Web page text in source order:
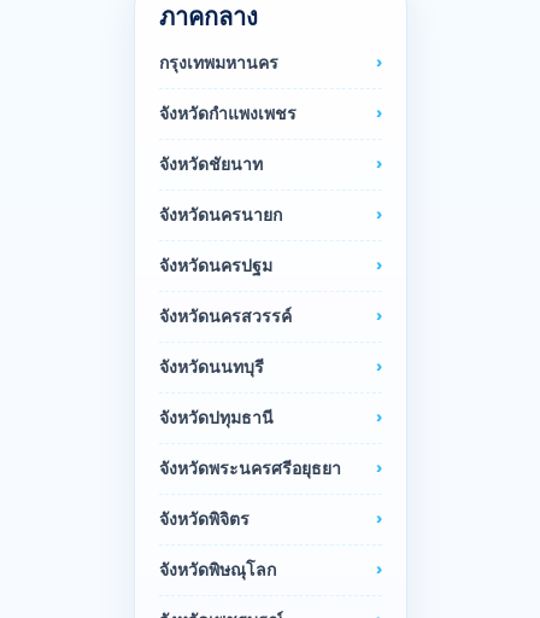
ภาคกลาง
กรุงเทพมหานคร
จังหวัดกำแพงเพชร
จังหวัดชัยนาท
จังหวัดนครนายก
จังหวัดนครปฐม
จังหวัดนครสวรรค์
จังหวัดนนทบุรี
จังหวัดปทุมธานี
จังหวัดพระนครศรีอยุธยา
จังหวัดพิจิตร
จังหวัดพิษณุโลก